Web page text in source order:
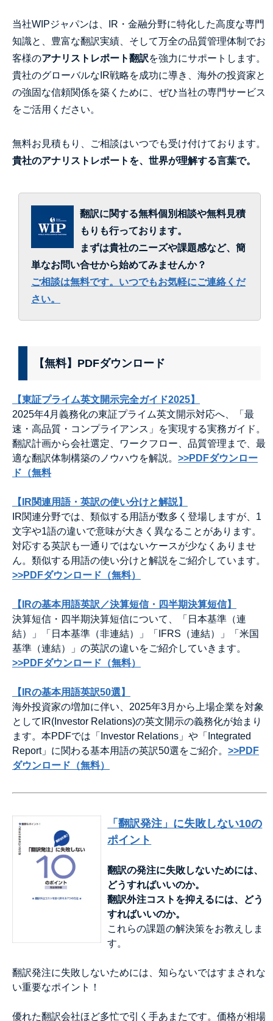
当社WIPジャパンは、IR・金融分野に特化した高度な専門
知識と、豊富な翻訳実績、そして万全の品質管理体制でお
客様のアナリストレポート翻訳を強力にサポートします。
貴社のグローバルなIR戦略を成功に導き、海外の投資家と
の強固な信頼関係を築くために、ぜひ当社の専門サービス
をご活用ください。
無料お見積もり、ご相談はいつでも受け付けております。
貴社のアナリストレポートを、世界が理解する言葉で。
翻訳に関する無料個別相談や無料見積
もりも行っております。
まずは貴社のニーズや課題感など、簡
単なお問い合せから始めてみませんか？
ご相談は無料です。いつでもお気軽にご連絡くだ
さい。
【無料】PDFダウンロード
【東証プライム英文開示完全ガイド2025】
2025年4月義務化の東証プライム英文開示対応へ、「最
速・高品質・コンプライアンス」を実現する実務ガイド。
翻訳計画から会社選定、ワークフロー、品質管理まで、最
適な翻訳体制構築のノウハウを解説。 >>PDFダウンロー
ド（無料
【IR関連用語・英訳の使い分けと解説】
IR関連分野では、類似する用語が数多く登場しますが、1
文字や1語の違いで意味が大きく異なることがあります。
対応する英訳も一通りではないケースが少なくありませ
ん。類似する用語の使い分けと解説をご紹介しています。
>>PDFダウンロード（無料）
【IRの基本用語英訳／決算短信・四半期決算短信】
決算短信・四半期決算短信について、「日本基準（連
結）」「日本基準（非連結）」「IFRS（連結）」「米国
基準（連結）」の英訳の違いをご紹介していきます。
>>PDFダウンロード（無料）
【IRの基本用語英訳50選】
海外投資家の増加に伴い、2025年3月から上場企業を対象
としてIR(Investor Relations)の英文開示の義務化が始まり
ます。本PDFでは「Investor Relations」や「Integrated
Report」に関わる基本用語の英訳50選をご紹介。 >>PDF
ダウンロード（無料）
「翻訳発注」に失敗しない10の
ポイント
翻訳の発注に失敗しないためには、
どうすればいいのか。
翻訳外注コストを抑えるには、どう
すればいいのか。
これらの課題の解決策をお教えしま
す。
翻訳発注に失敗しないためには、知らないではすまされな
い重要なポイント！
優れた翻訳会社ほど多忙で引く手あまたです。価格が相場